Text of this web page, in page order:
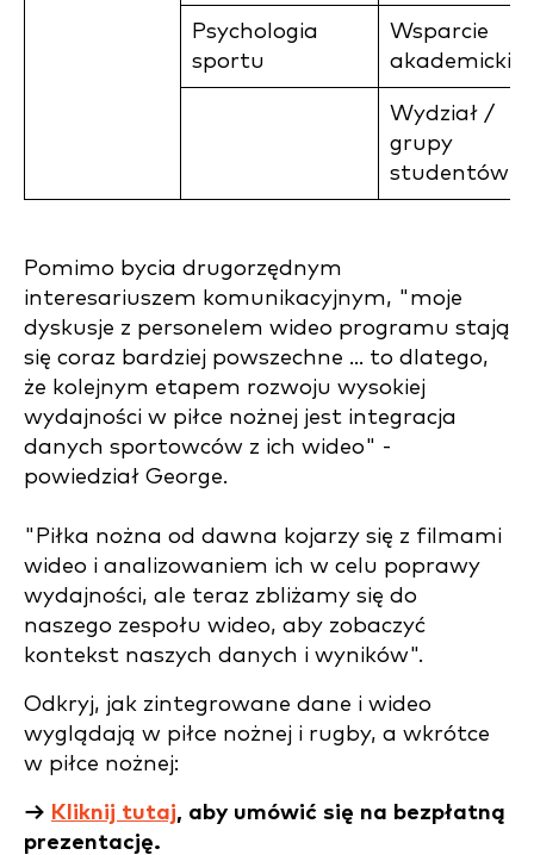
Psychologia
sportu
Wsparcie
akademickie
Wydział /
grupy
studentów
Pomimo bycia drugorzędnym
interesariuszem komunikacyjnym, "moje
dyskusje z personelem wideo programu stają
się coraz bardziej powszechne ... to dlatego,
że kolejnym etapem rozwoju wysokiej
wydajności w piłce nożnej jest integracja
danych sportowców z ich wideo" -
powiedział George.
"Piłka nożna od dawna kojarzy się z filmami
wideo i analizowaniem ich w celu poprawy
wydajności, ale teraz zbliżamy się do
naszego zespołu wideo, aby zobaczyć
kontekst naszych danych i wyników".
Odkryj, jak zintegrowane dane i wideo
wyglądają w piłce nożnej i rugby, a wkrótce
w piłce nożnej:
→ Kliknij tutaj, aby umówić się na bezpłatną
prezentację.